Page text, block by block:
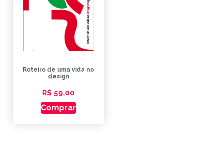
Roteiro de uma vida no
design
R$ 59,00
Comprar